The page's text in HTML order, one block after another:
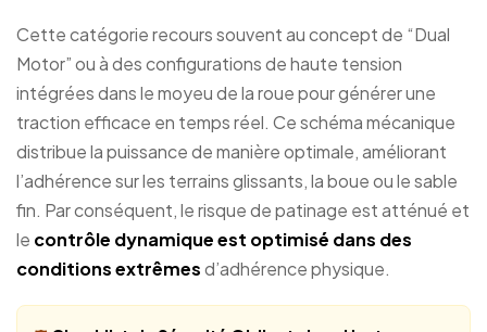
Cette catégorie recours souvent au concept de “Dual
Motor” ou à des configurations de haute tension
intégrées dans le moyeu de la roue pour générer une
traction efficace en temps réel. Ce schéma mécanique
distribue la puissance de manière optimale, améliorant
l’adhérence sur les terrains glissants, la boue ou le sable
fin. Par conséquent, le risque de patinage est atténué et
le contrôle dynamique est optimisé dans des
conditions extrêmesd’adhérence physique.